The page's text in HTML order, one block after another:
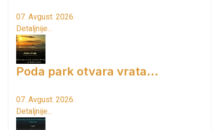
07. Avgust. 2026.
Detaljnije...
Poda park otvara vrata...
07. Avgust. 2026.
Detaljnije...